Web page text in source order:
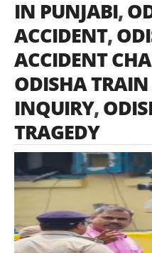
IN PUNJABI,
ACCIDENT,
ACCIDENT
ODISHA
INQUIRY,
TRAGEDY